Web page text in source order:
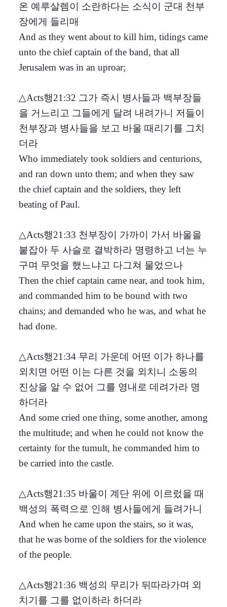
온 예루살렘이 소란하다는 소식이 군대 천부
장에게 들리매
And as they went about to kill him, tidings came
unto the chief captain of the band, that all
Jerusalem was in an uproar;
△Acts행21:32 그가 즉시 병사들과 백부장들
을 거느리고 그들에게 달려 내려가니 저들이
천부장과 병사들을 보고 바울 때리기를 그치
더라
Who immediately took soldiers and centurions,
and ran down unto them; and when they saw
the chief captain and the soldiers, they left
beating of Paul.
△Acts행21:33 천부장이 가까이 가서 바울을
붙잡아 두 사슬로 결박하라 명령하고 너는 누
구며 무엇을 했느냐고 다그쳐 물었으나
Then the chief captain came near, and took him,
and commanded him to be bound with two
chains; and demanded who he was, and what he
had done.
△Acts행21:34 무리 가운데 어떤 이가 하나를
외치면 어떤 이는 다른 것을 외치니 소동의
진상을 알 수 없어 그를 영내로 데려가라 명
하더라
And some cried one thing, some another, among
the multitude; and when he could not know the
certainty for the tumult, he commanded him to
be carried into the castle.
△Acts행21:35 바울이 계단 위에 이르렀을 때
백성의 폭력으로 인해 병사들에게 들려가니
And when he came upon the stairs, so it was,
that he was borne of the soldiers for the violence
of the people.
△Acts행21:36 백성의 무리가 뒤따라가며 외
치기를 그를 없이하라 하더라